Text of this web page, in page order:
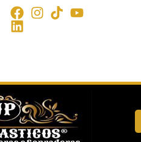
e
de etiquetagem